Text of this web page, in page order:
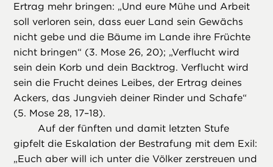
Ertrag mehr bringen: „Und eure Mühe und Arbeit
soll verloren sein, dass euer Land sein Gewächs
nicht gebe und die Bäume im Lande ihre Früchte
nicht bringen“ (3. Mose 26, 20); „Verflucht wird
sein dein Korb und dein Backtrog. Verflucht wird
sein die Frucht deines Leibes, der Ertrag deines
Ackers, das Jungvieh deiner Rinder und Schafe“
(5. Mose 28, 17–18).
Auf der fünften und damit letzten Stufe
gipfelt die Eskalation der Bestrafung mit dem Exil:
„Euch aber will ich unter die Völker zerstreuen und